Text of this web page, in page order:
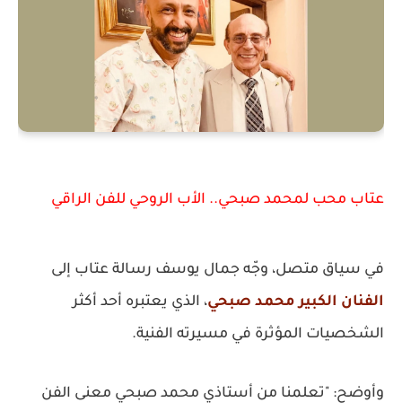
عتاب محب لمحمد صبحي.. الأب الروحي للفن الراقي
في سياق متصل، وجّه جمال يوسف رسالة عتاب إلى
الفنان الكبير محمد صبحي، الذي يعتبره أحد أكثر
الشخصيات المؤثرة في مسيرته الفنية.
وأوضح: "تعلمنا من أستاذي محمد صبحي معنى الفن